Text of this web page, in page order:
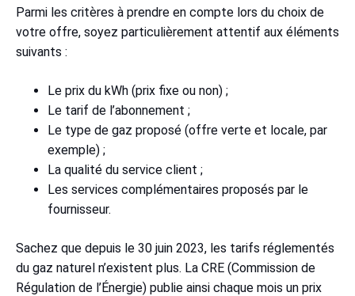
Parmi les critères à prendre en compte lors du choix de
votre offre, soyez particulièrement attentif aux éléments
suivants :
Le prix du kWh (prix fixe ou non) ;
Le tarif de l’abonnement ;
Le type de gaz proposé (offre verte et locale, par
exemple) ;
La qualité du service client ;
Les services complémentaires proposés par le
fournisseur.
Sachez que depuis le 30 juin 2023, les tarifs réglementés
du gaz naturel n’existent plus. La CRE (Commission de
Régulation de l’Énergie) publie ainsi chaque mois un prix